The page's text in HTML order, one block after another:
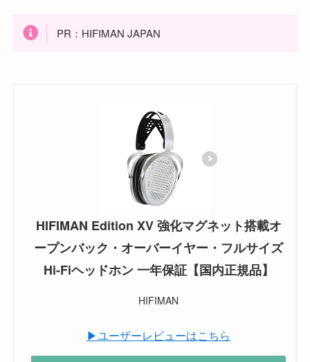
PR：HIFIMAN JAPAN
HIFIMAN Edition XV 強化マグネット搭載オ
ープンバック・オーバーイヤー・フルサイズ
Hi-Fiヘッドホン 一年保証【国内正規品】
HIFIMAN
▶ユーザーレビューはこちら